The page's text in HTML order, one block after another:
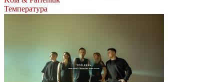
Температура